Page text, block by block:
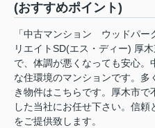
(おすすめポイント)
「中古マンション ウッドパー
リエイトSD(エス・ディー) 厚
で、体調が悪くなっても安心
な住環境のマンションです。
き物件はこちらです。厚木市
した当社にお任せ下さい。信
をご提供致します。